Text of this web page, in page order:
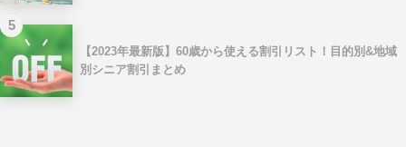
5
【2023年最新版】60歳から使える割引リスト！目的別&地域
別シニア割引まとめ